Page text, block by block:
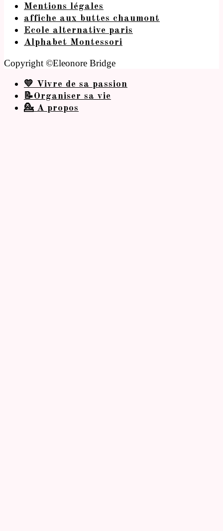
Mentions légales
affiche aux buttes chaumont
Ecole alternative paris
Alphabet Montessori
Copyright ©Eleonore Bridge
💛 Vivre de sa passion
📝Organiser sa vie
💁 A propos